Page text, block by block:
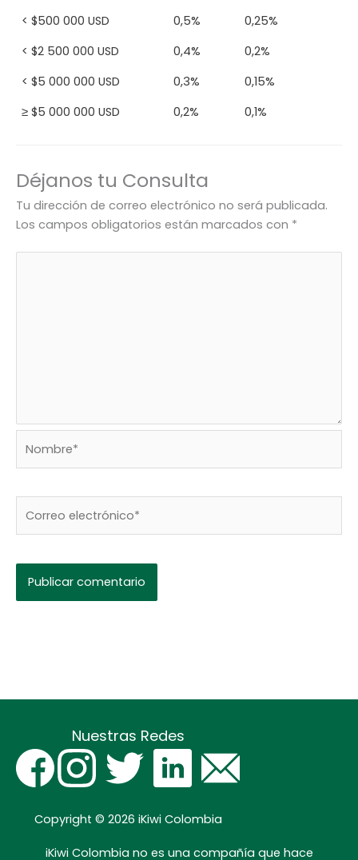
< $500 000 USD
0,5%
0,25%
< $2 500 000 USD
0,4%
0,2%
< $5 000 000 USD
0,3%
0,15%
≥ $5 000 000 USD
0,2% 0,1%
Déjanos tu Consulta
Tu dirección de correo electrónico no será publicada.
Los campos obligatorios están marcados con *
electrónico*
Nuestras Redes
Copyright © 2026 iKiwi Colombia
iKiwi Colombia no es una compañía que hace